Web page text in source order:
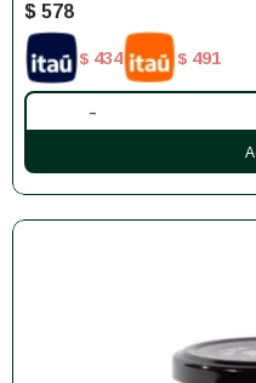
$ 578
$ 434 $ 491
-